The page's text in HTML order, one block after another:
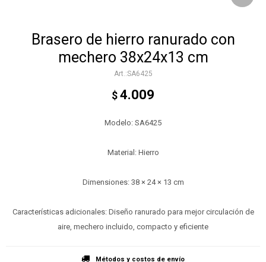
Brasero de hierro ranurado con
mechero 38x24x13 cm
SA6425
$ 4.009
Modelo: SA6425
Material: Hierro
Dimensiones: 38 × 24 × 13 cm
Características adicionales: Diseño ranurado para mejor circulación de
aire, mechero incluido, compacto y eficiente
Métodos y costos de envío